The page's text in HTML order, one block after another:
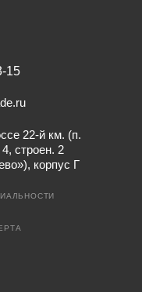
15
22-й км. (п.
строен. 2
корпус Г